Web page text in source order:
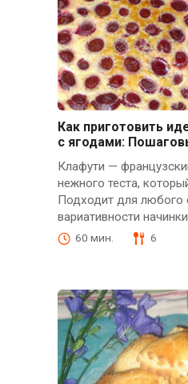
Как приготовить
с ягодами:
Клафути —
нежного теста,
Подходит для любого
вариативности
60 мин. 6